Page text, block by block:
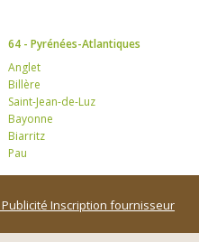
64 - Pyrénées-Atlantiques
Anglet
Billère
Saint-Jean-de-Luz
Bayonne
Biarritz
Pau
Publicité Inscription fournisseur